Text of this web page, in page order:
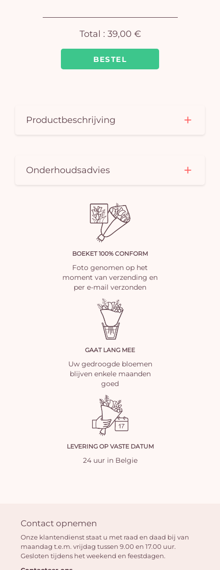
BESTEL
Total : 39,00 €
Productbeschrijving
Onderhoudsadvies
BOEKET 100% CONFORM
Foto genomen op het
moment van verzending en
per e-mail verzonden
GAAT LANG MEE
Uw gedroogde bloemen
blijven enkele maanden
goed
LEVERING OP VASTE DATUM
24 uur in Belgie
Contact opnemen
Onze klantendienst staat u met raad en daad bij van
maandag t.e.m. vrijdag tussen 9.00 en 17.00 uur.
Gesloten tijdens het weekend en feestdagen.